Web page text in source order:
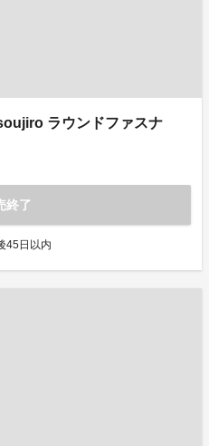
ラウンドファスナ
終了
45日以内